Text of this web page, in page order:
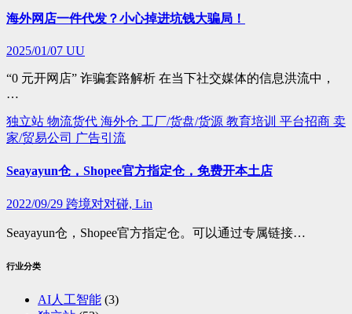
海外网店一件代发？小心掉进坑钱大骗局！
2025/01/07 UU
“0 元开网店” 诈骗套路解析 在当下社交媒体的信息洪流中，
…
独立站 物流货代 海外仓 工厂/货盘/货源 教育培训 平台招商 卖
家/贸易公司 广告引流
Seayayun仓，Shopee官方指定仓，免费开本土店
2022/09/29 跨境对对碰, Lin
Seayayun仓，Shopee官方指定仓。可以通过专属链接…
行业分类
AI人工智能 (3)